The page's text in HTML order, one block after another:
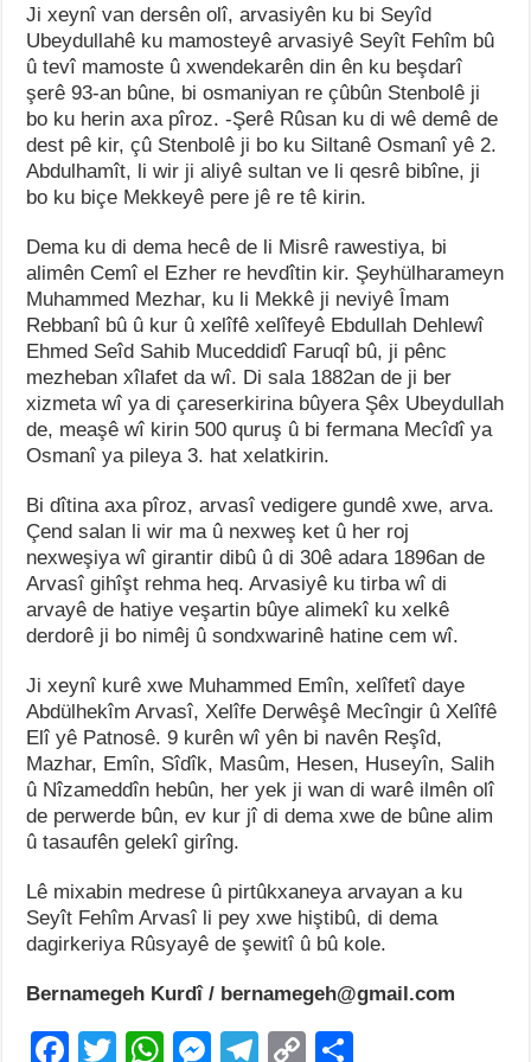
Ji xeynî van dersên olî, arvasiyên ku bi Seyîd
Ubeydullahê ku mamosteyê arvasiyê Seyît Fehîm bû
û tevî mamoste û xwendekarên din ên ku beşdarî
şerê 93-an bûne, bi osmaniyan re çûbûn Stenbolê ji
bo ku herin axa pîroz. -Şerê Rûsan ku di wê demê de
dest pê kir, çû Stenbolê ji bo ku Siltanê Osmanî yê 2.
Abdulhamît, li wir ji aliyê sultan ve li qesrê bibîne, ji
bo ku biçe Mekkeyê pere jê re tê kirin.
Dema ku di dema hecê de li Misrê rawestiya, bi
alimên Cemî el Ezher re hevdîtin kir. Şeyhülharameyn
Muhammed Mezhar, ku li Mekkê ji neviyê Îmam
Rebbanî bû û kur û xelîfê xelîfeyê Ebdullah Dehlewî
Ehmed Seîd Sahib Muceddidî Faruqî bû, ji pênc
mezheban xîlafet da wî. Di sala 1882an de ji ber
xizmeta wî ya di çareserkirina bûyera Şêx Ubeydullah
de, meaşê wî kirin 500 quruş û bi fermana Mecîdî ya
Osmanî ya pileya 3. hat xelatkirin.
Bi dîtina axa pîroz, arvasî vedigere gundê xwe, arva.
Çend salan li wir ma û nexweş ket û her roj
nexweşiya wî girantir dibû û di 30ê adara 1896an de
Arvasî gihîşt rehma heq. Arvasiyê ku tirba wî di
arvayê de hatiye veşartin bûye alimekî ku xelkê
derdorê ji bo nimêj û sondxwarinê hatine cem wî.
Ji xeynî kurê xwe Muhammed Emîn, xelîfetî daye
Abdülhekîm Arvasî, Xelîfe Derwêşê Mecîngir û Xelîfê
Elî yê Patnosê. 9 kurên wî yên bi navên Reşîd,
Mazhar, Emîn, Sîdîk, Masûm, Hesen, Huseyîn, Salih
û Nîzameddîn hebûn, her yek ji wan di warê ilmên olî
de perwerde bûn, ev kur jî di dema xwe de bûne alim
û tasaufên gelekî girîng.
Lê mixabin medrese û pirtûkxaneya arvayan a ku
Seyît Fehîm Arvasî li pey xwe hiştibû, di dema
dagirkeriya Rûsyayê de şewitî û bû kole.
Bernamegeh Kurdî / bernamegeh@gmail.com
F
T
W
M
T
C